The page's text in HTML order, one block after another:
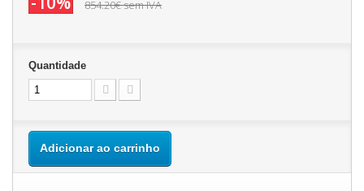
854.20€sem IVA
Quantidade
Adicionar ao carrinho